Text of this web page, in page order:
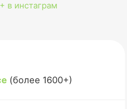
в инстаграм
(более 1600+)